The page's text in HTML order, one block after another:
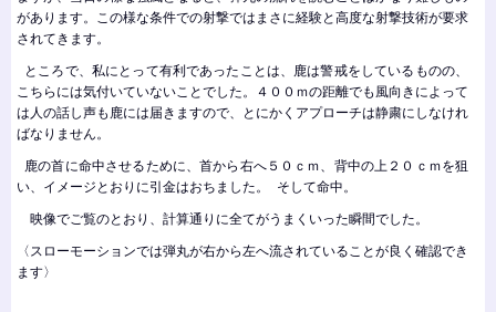
があります。この様な条件での射撃ではまさに経験と高度な射撃技術が要求
されてきます。
ところで、私にとって有利であったことは、鹿は警戒をしているものの、
こちらには気付いていないことでした。４００ｍの距離でも風向きによって
は人の話し声も鹿には届きますので、とにかくアプローチは静粛にしなけれ
ばなりません。
鹿の首に命中させるために、首から右へ５０ｃｍ、背中の上２０ｃｍを狙
い、イメージとおりに引金はおちました。 そして命中。
映像でご覧のとおり、計算通りに全てがうまくいった瞬間でした。
〈スローモーションでは弾丸が右から左へ流されていることが良く確認でき
ます〉